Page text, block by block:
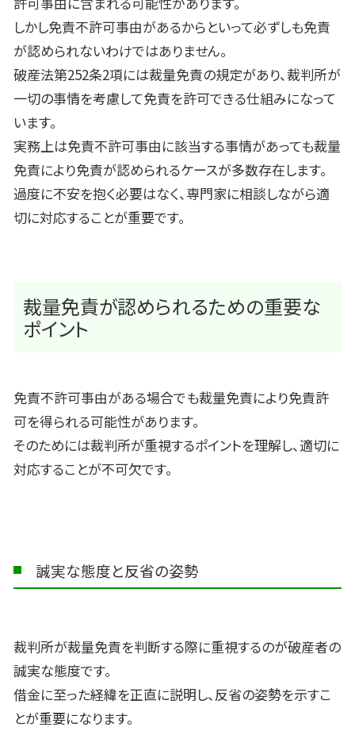
しかし免責不許可事由があるからといって必ずしも免責
が認められないわけではありません。
破産法第252条2項には裁量免責の規定があり、裁判所が
一切の事情を考慮して免責を許可できる仕組みになって
います。
実務上は免責不許可事由に該当する事情があっても裁量
免責により免責が認められるケースが多数存在します。
過度に不安を抱く必要はなく、専門家に相談しながら適
切に対応することが重要です。
裁量免責が認められるための重要な
ポイント
免責不許可事由がある場合でも裁量免責により免責許
可を得られる可能性があります。
そのためには裁判所が重視するポイントを理解し、適切に
対応することが不可欠です。
誠実な態度と反省の姿勢
裁判所が裁量免責を判断する際に重視するのが破産者の
誠実な態度です。
借金に至った経緯を正直に説明し、反省の姿勢を示すこ
とが重要になります。